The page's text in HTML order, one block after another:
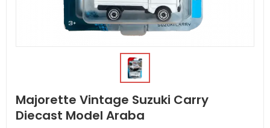
Majorette Vintage Suzuki Carry
Diecast Model Araba